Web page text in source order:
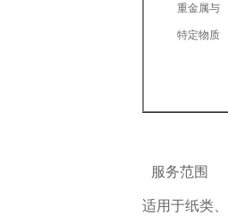
重金属与
特定物质
服务范围
适用于纸类